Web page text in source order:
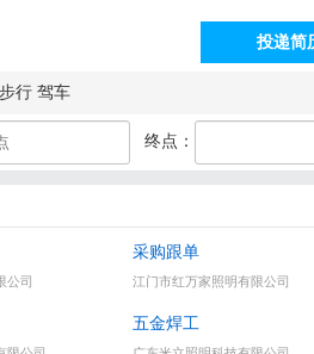
投递简
镇镇曹三同益工业区七坊工业园11栋（古
步行 驾车
终点：
公司
采购跟单
江门市红万家照明有限公司
五金焊工